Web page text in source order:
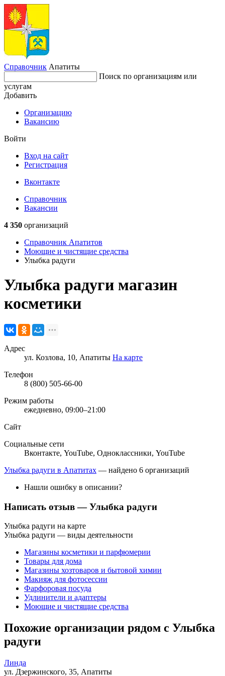
Справочник Апатиты
Поиск по организациям или
услугам
Добавить
Организацию
Вакансию
Войти
Вход на сайт
Регистрация
Вконтакте
Справочник
Вакансии
4 350 организаций
Справочник Апатитов
Моющие и чистящие средства
Улыбка радуги
Улыбка радуги магазин
косметики
Адрес
ул. Козлова, 10, Апатиты На карте
Телефон
8 (800) 505-66-00
Режим работы
ежедневно, 09:00–21:00
Сайт
Социальные сети
Вконтакте, YouTube, Одноклассники, YouTube
Улыбка радуги в Апатитах — найдено 6 организаций
Нашли ошибку в описании?
Написать отзыв— Улыбка радуги
Улыбка радуги на карте
Улыбка радуги — виды деятельности
Магазины косметики и парфюмерии
Товары для дома
Магазины хозтоваров и бытовой химии
Макияж для фотосессии
Фарфоровая посуда
Удлинители и адаптеры
Моющие и чистящие средства
Похожие организации рядом с Улыбка
радуги
Линда
ул. Дзержинского, 35, Апатиты